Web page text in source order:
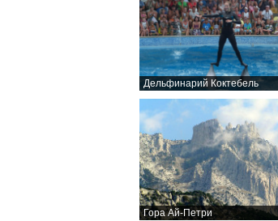
Дельфинарий Коктебель
Гора Ай-Петри